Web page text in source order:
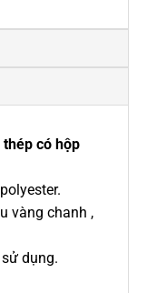
có hộp
vàng chanh ,
dụng.